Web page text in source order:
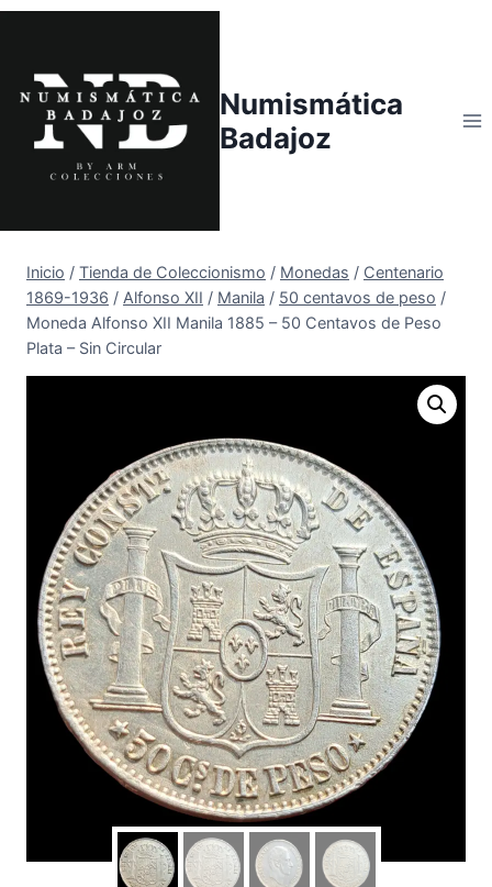
Saltar
contenido
Numismática
Badajoz
Inicio / Tienda de Coleccionismo / Monedas / Centenario
1869-1936 / Alfonso XII / Manila / 50 centavos de peso /
Moneda Alfonso XII Manila 1885 – 50 Centavos de Peso
Plata – Sin Circular